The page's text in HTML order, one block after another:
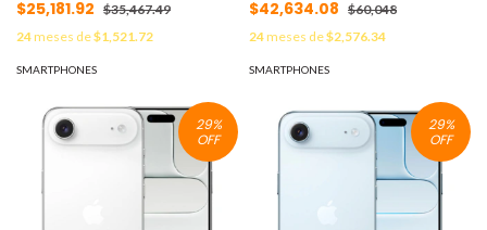
256-SALVIA
$25,181.92 $35,467.49
24meses de$1,521.72
SMARTPHONES
17 PM-512-NARANJA
$42,634.08 $60,048
24meses de$2,576.34
SMARTPHONES
29%
OFF
29%
OFF